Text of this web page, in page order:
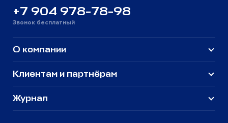
+7 904 978-78-98
Звонок бесплатный
О компании
Клиентам и партнёрам
Журнал